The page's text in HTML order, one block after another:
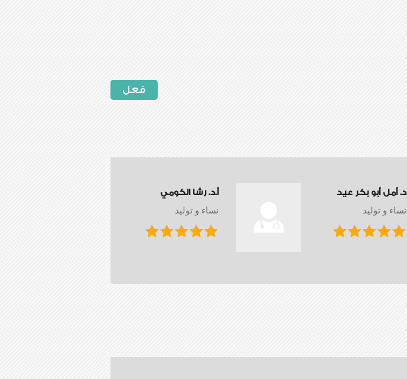
فعل
أ.د. رشا الكومي
نساء و توليد
د. أمل أبو بكر عيد
نساء و توليد